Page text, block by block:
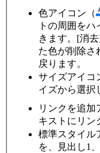
色アイコン（
トの周囲を
きます。[消
た色が削除さ
戻ります。
サイズアイコ
イズから選択
リンクを追加
キストにリン
標準スタイル
を、見出し1